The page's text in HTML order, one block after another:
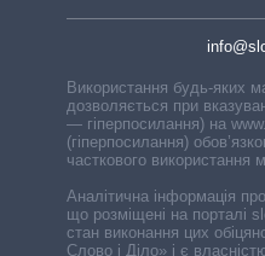
Використання будь-яких
дозволяється при
— гіперпосилання) на
(гіперпосилання)
часткового використання
Аналітична інформація про
що розміщені на порталі
стан виконання цих
Слово і Діло» і є